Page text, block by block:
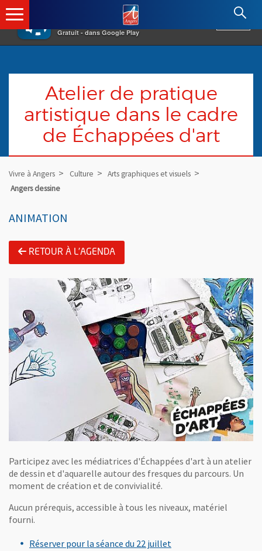
×
Gratuit - dans Google Play
Angers.fr : Retour à l'accueil
Atelier de pratique
artistique dans le cadre
de Échappées d'art
Vivre à Angers Culture
Arts graphiques et visuels
Angers dessine
ANIMATION
RETOUR À L'AGENDA
Participez avec les médiatrices d'Échappées d'art à un atelier
de dessin et d'aquarelle autour des fresques du parcours. Un
moment de création et de convivialité.
Aucun prérequis, accessible à tous les niveaux, matériel
fourni.
Réserver pour la séance du 22 juillet